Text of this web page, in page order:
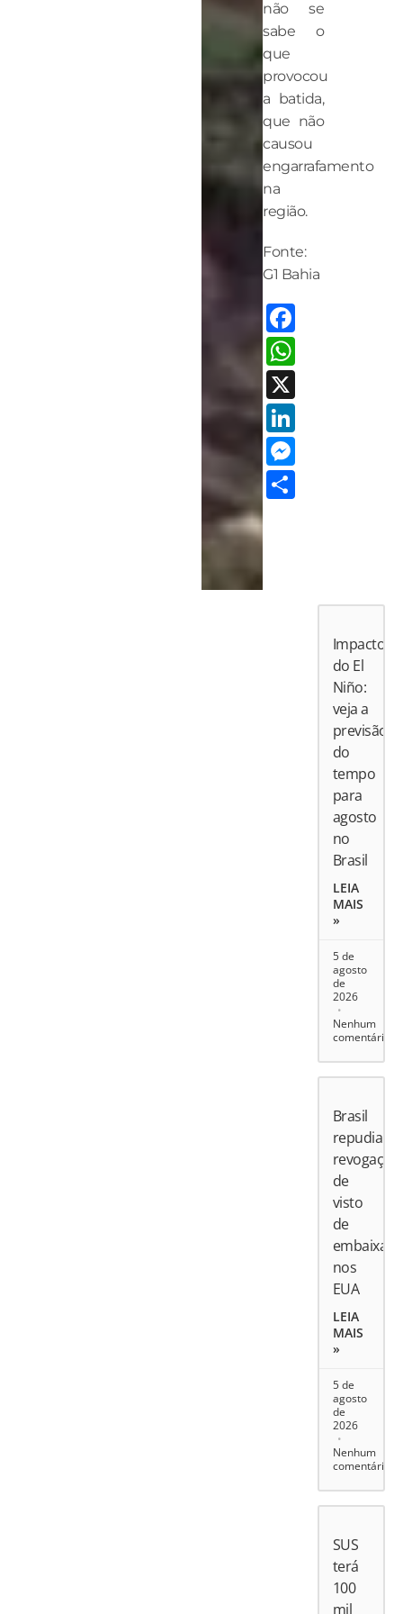
não se
sabe o
que
provocou
a batida,
que não
causou
engarrafamento
na
região.
Fonte:
G1 Bahia
Impactos
do El
Niño:
veja a
previsão
do
tempo
para
agosto
no
Brasil
LEIA
MAIS
»
5 de
agosto
de
2026
Nenhum
comentário
Brasil
repudia
revogação
de
visto
de
nos
EUA
LEIA
MAIS
»
5 de
agosto
de
2026
Nenhum
comentário
SUS
terá
100
mil